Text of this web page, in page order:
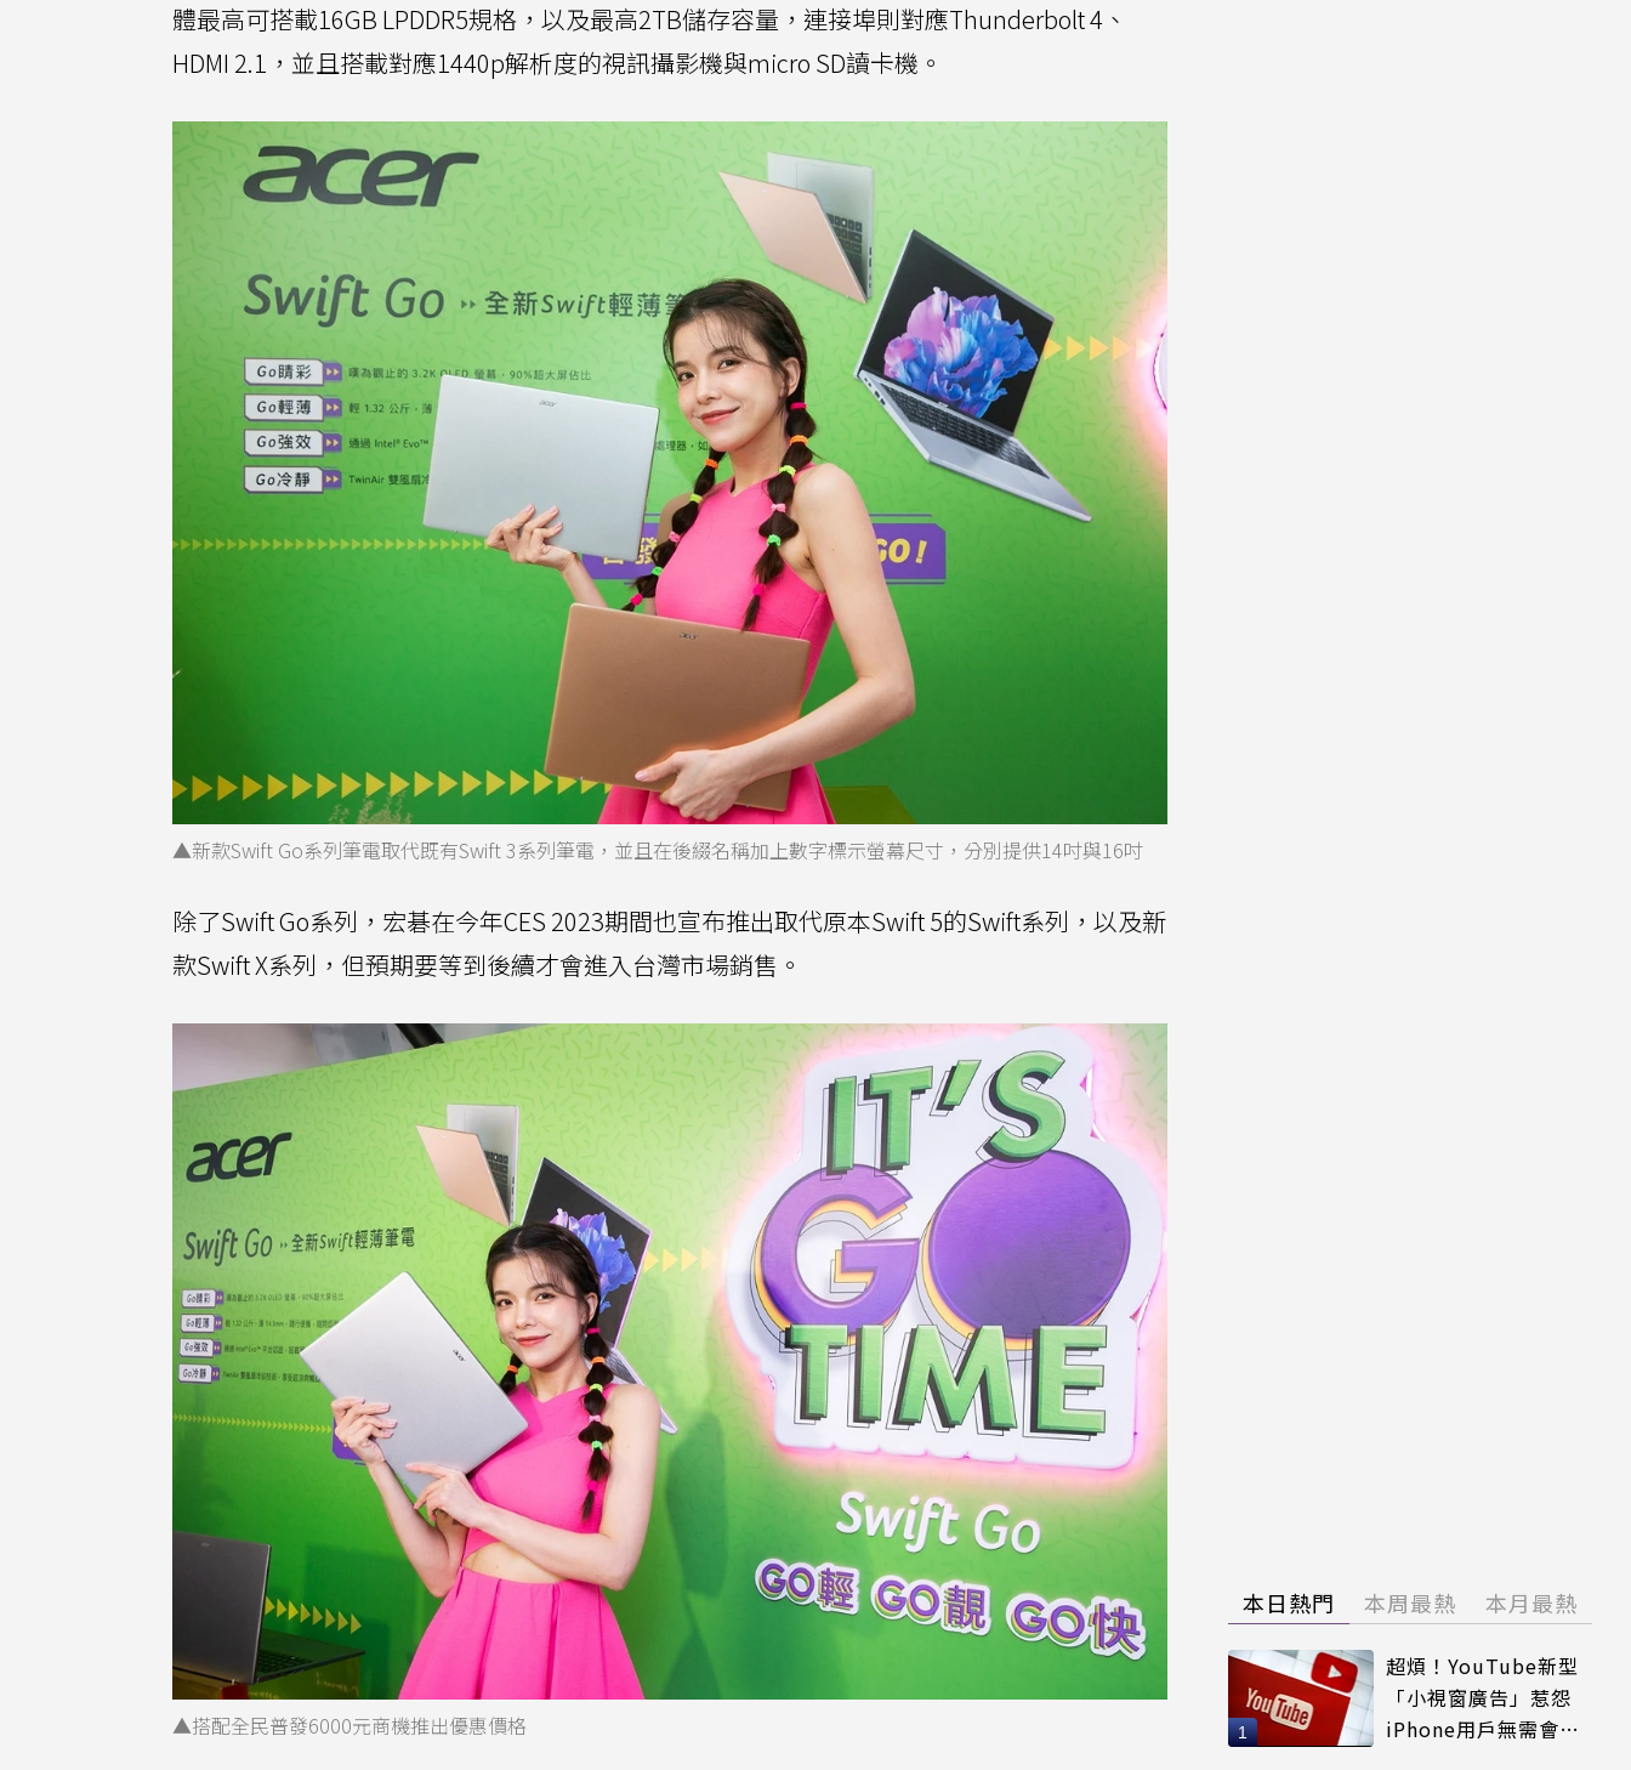
體最高可搭載16GB LPDDR5規格，以及最高2TB儲存容量，連接埠則對應Thunderbolt 4、
HDMI 2.1，並且搭載對應1440p解析度的視訊攝影機與micro SD讀卡機。
▲新款Swift Go系列筆電取代既有Swift 3系列筆電，並且在後綴名稱加上數字標示螢幕尺寸，分別提供14吋與16吋
除了Swift Go系列，宏碁在今年CES 2023期間也宣布推出取代原本Swift 5的Swift系列，以及新
款Swift X系列，但預期要等到後續才會進入台灣市場銷售。
▲搭配全民普發6000元商機推出優惠價格
本日熱門 本周最熱 本月最熱
超煩！YouTube新型
「小視窗廣告」惹怨
iPhone用戶無需會員